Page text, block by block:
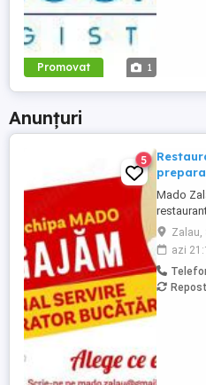
Promovat 1
Anunțuri
5
Mado
-
-Abilități
Oferim
Bonusuri
grilă de
Zalau,
azi